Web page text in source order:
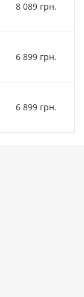
8 089 грн.
6 899 грн.
6 899 грн.